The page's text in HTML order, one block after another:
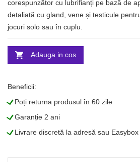
corespunzător cu lubrifianți pe bază de
detaliată cu gland, vene și testicule
jocuri solo sau în cuplu.
Adauga in cos
Beneficii:
LPoți returna produsul în 60 zile
LGaranție 2 ani
LLivrare discretă la adresă sau Easybox